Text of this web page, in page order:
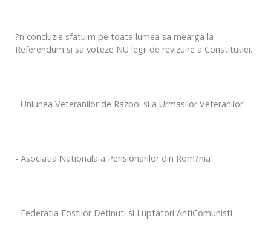
?n concluzie sfatuim pe toata lumea sa mearga la
Referendum si sa voteze NU legii de revizuire a Constitutiei.
- Uniunea Veteranilor de Razboi si a Urmasilor Veteranilor
- Asociatia Nationala a Pensionarilor din Rom?nia
- Federatia Fostilor Detinuti si Luptatori AntiComunisti